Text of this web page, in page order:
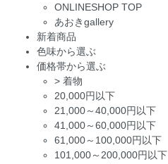
ONLINESHOP TOP
あおきgallery
新着商品
色味から選ぶ
価格帯から選ぶ
> 着物
20,000円以下
21,000～40,000円以下
41,000～60,000円以下
61,000～100,000円以下
101,000～200,000円以下